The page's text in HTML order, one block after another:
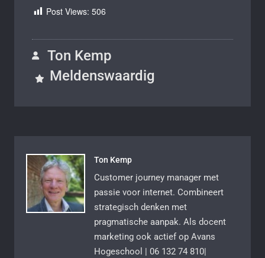
Post Views: 506
Ton Kemp
Meldenswaardig
Ton Kemp
Customer journey manager met
passie voor internet. Combineert
strategisch denken met
pragmatische aanpak. Als docent
marketing ook actief op Avans
Hogeschool | 06 132 74 810|